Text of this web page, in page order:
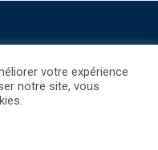
votre expérience
notre site, vous